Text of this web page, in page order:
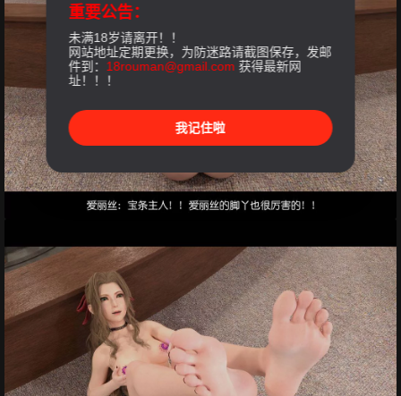
重要公告：
未满18岁请离开！！
网站地址定期更换，为防迷路请截图保存，发邮
件到： 18rouman@gmail.com 获得最新网
址！！！
我记住啦